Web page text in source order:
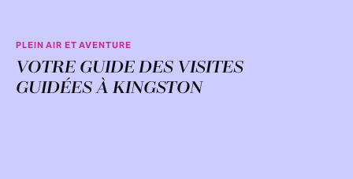
PLEIN AIR ET AVENTURE
VOTRE GUIDE DES VISITES
GUIDÉES À KINGSTON